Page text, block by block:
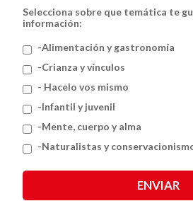
Ciencia para
Selecciona sobre que temática te
información:
-Alimentación y gastronomía
-Crianza y vínculos
- Hacelo vos mismo
-Infantil y juvenil
-Mente, cuerpo y alma
-Naturalistas y
ENVIAR